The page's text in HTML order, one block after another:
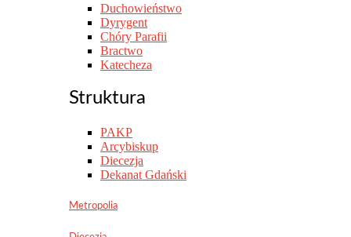
Duchowieństwo
Dyrygent
Chóry Parafii
Bractwo
Katecheza
Struktura
PAKP
Arcybiskup
Diecezja
Dekanat Gdański
Metropolia